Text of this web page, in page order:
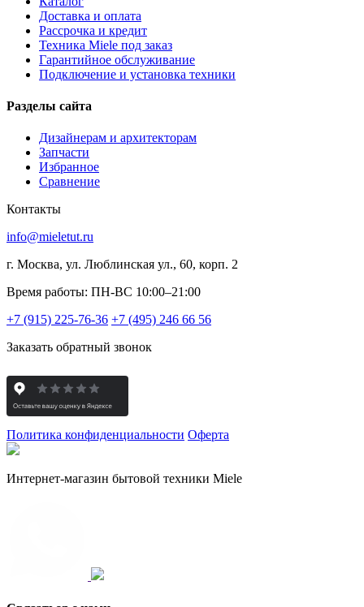
Доставка и оплата
Рассрочка и кредит
Техника Miele под заказ
Гарантийное обслуживание
Подключение и установка техники
Разделы сайта
Дизайнерам и архитекторам
Запчасти
Избранное
Сравнение
Контакты
info@mieletut.ru
г. Москва, ул. Люблинская ул., 60, корп. 2
Время работы: ПН-ВС 10:00–21:00
+7 (915) 225-76-36 +7 (495) 246 66 56
Заказать обратный звонок
Политика конфиденциальности Оферта
Интернет-магазин бытовой техники Miele